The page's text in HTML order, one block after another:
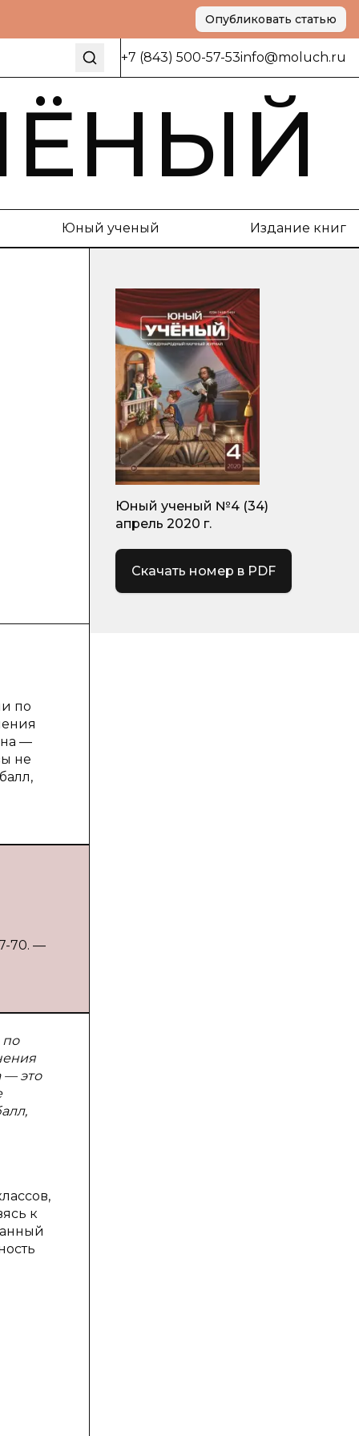
Опубликовать статью
+7 (843) 500-57-53info@moluch.ru
Юный ученый Издание книг
по
—
не
70. —
по
— это
к
Юный ученый №4 (34)
апрель 2020 г.
Скачать номер в PDF